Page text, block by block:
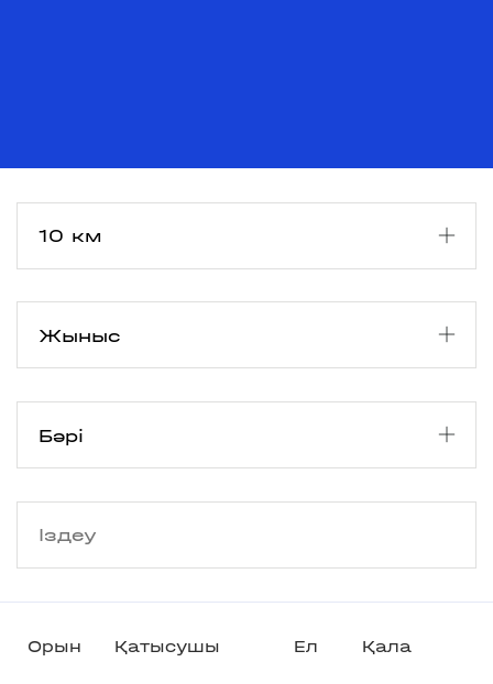
Орын Қатысушы Ел Қала